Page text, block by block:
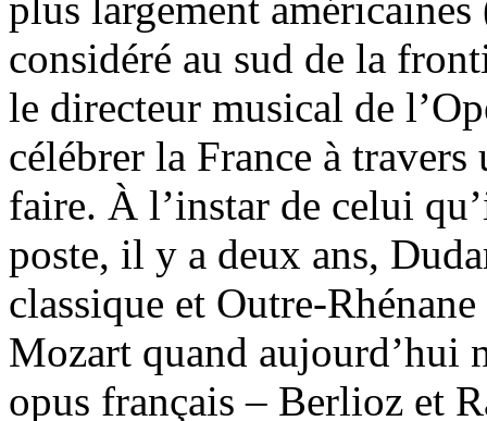
considéré au sud de la
le directeur musical de
célébrer la France à
faire. À l’instar de celui
poste, il y a deux ans,
classique et Outre-
Mozart quand aujourd’hui
opus français – Berlioz et